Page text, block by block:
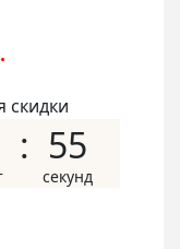
скидки
54